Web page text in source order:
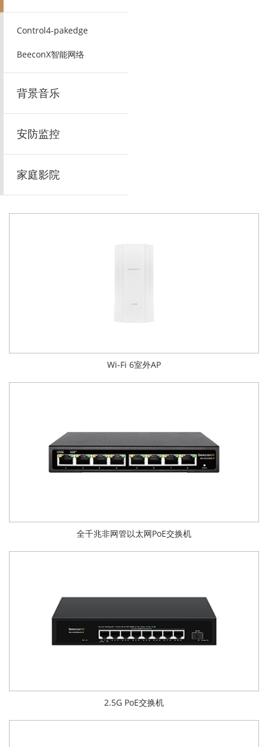
Control4-pakedge
BeeconX智能网络
背景音乐
安防监控
家庭影院
Wi-Fi 6室外AP
全千兆非网管以太网PoE交换机
2.5G PoE交换机